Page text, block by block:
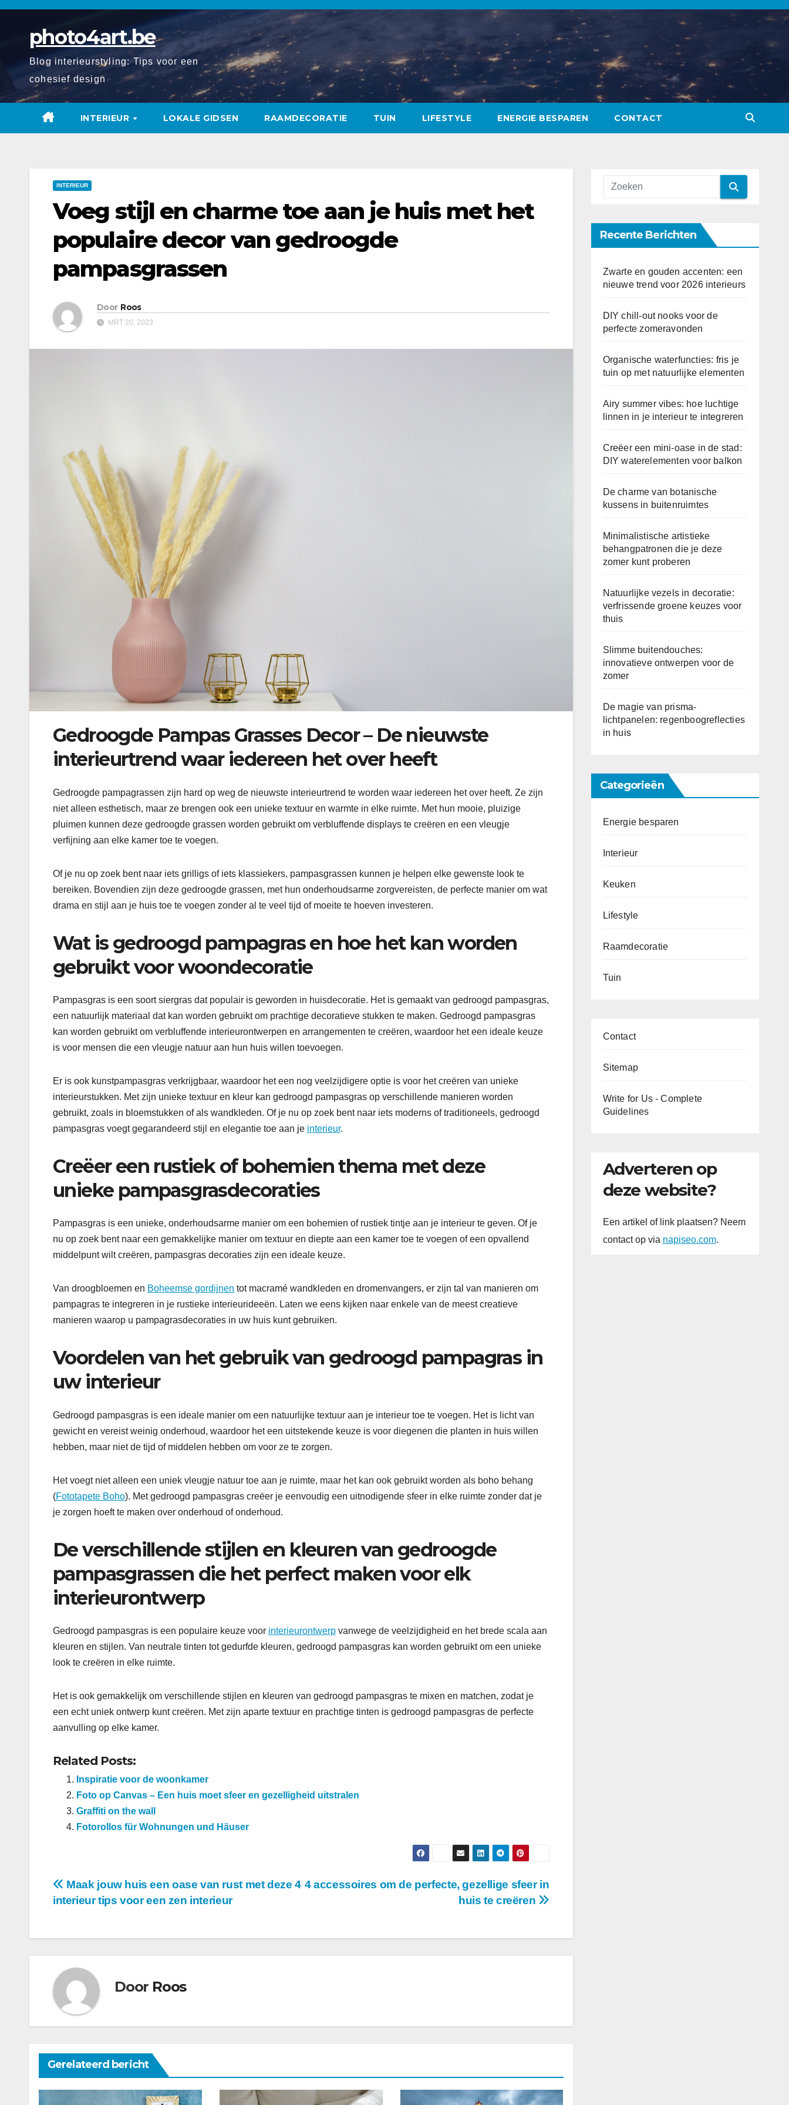
Spring
photo4art.be
Blog interieurstyling: Tips voor een
cohesief design
INTERIEUR LOKALE GIDSEN RAAMDECORATIE TUIN LIFESTYLE ENERGIE BESPAREN CONTACT
INTERIEUR
Voeg stijl en charme toe aan je huis met het
populaire decor van gedroogde
pampasgrassen
Door Roos
MRT 20, 2023
Gedroogde Pampas Grasses Decor – De nieuwste
interieurtrend waar iedereen het over heeft
Gedroogde pampagrassen zijn hard op weg de nieuwste interieurtrend te worden waar iedereen het over heeft. Ze zijn
niet alleen esthetisch, maar ze brengen ook een unieke textuur en warmte in elke ruimte. Met hun mooie, pluizige
pluimen kunnen deze gedroogde grassen worden gebruikt om verbluffende displays te creëren en een vleugje
verfijning aan elke kamer toe te voegen.
Of je nu op zoek bent naar iets grilligs of iets klassiekers, pampasgrassen kunnen je helpen elke gewenste look te
bereiken. Bovendien zijn deze gedroogde grassen, met hun onderhoudsarme zorgvereisten, de perfecte manier om wat
drama en stijl aan je huis toe te voegen zonder al te veel tijd of moeite te hoeven investeren.
Wat is gedroogd pampagras en hoe het kan worden
gebruikt voor woondecoratie
Pampasgras is een soort siergras dat populair is geworden in huisdecoratie. Het is gemaakt van gedroogd pampasgras,
een natuurlijk materiaal dat kan worden gebruikt om prachtige decoratieve stukken te maken. Gedroogd pampasgras
kan worden gebruikt om verbluffende interieurontwerpen en arrangementen te creëren, waardoor het een ideale keuze
is voor mensen die een vleugje natuur aan hun huis willen toevoegen.
Er is ook kunstpampasgras verkrijgbaar, waardoor het een nog veelzijdigere optie is voor het creëren van unieke
interieurstukken. Met zijn unieke textuur en kleur kan gedroogd pampasgras op verschillende manieren worden
gebruikt, zoals in bloemstukken of als wandkleden. Of je nu op zoek bent naar iets moderns of traditioneels, gedroogd
pampasgras voegt gegarandeerd stijl en elegantie toe aan je interieur.
Creëer een rustiek of bohemien thema met deze
unieke pampasgrasdecoraties
Pampasgras is een unieke, onderhoudsarme manier om een bohemien of rustiek tintje aan je interieur te geven. Of je
nu op zoek bent naar een gemakkelijke manier om textuur en diepte aan een kamer toe te voegen of een opvallend
middelpunt wilt creëren, pampasgras decoraties zijn een ideale keuze.
Van droogbloemen en Boheemse gordijnen tot macramé wandkleden en dromenvangers, er zijn tal van manieren om
pampagras te integreren in je rustieke interieurideeën. Laten we eens kijken naar enkele van de meest creatieve
manieren waarop u pampagrasdecoraties in uw huis kunt gebruiken.
Voordelen van het gebruik van gedroogd pampagras in
uw interieur
Gedroogd pampasgras is een ideale manier om een natuurlijke textuur aan je interieur toe te voegen. Het is licht van
gewicht en vereist weinig onderhoud, waardoor het een uitstekende keuze is voor diegenen die planten in huis willen
hebben, maar niet de tijd of middelen hebben om voor ze te zorgen.
Het voegt niet alleen een uniek vleugje natuur toe aan je ruimte, maar het kan ook gebruikt worden als boho behang
(Fototapete Boho). Met gedroogd pampasgras creëer je eenvoudig een uitnodigende sfeer in elke ruimte zonder dat je
je zorgen hoeft te maken over onderhoud of onderhoud.
De verschillende stijlen en kleuren van gedroogde
pampasgrassen die het perfect maken voor elk
interieurontwerp
Gedroogd pampasgras is een populaire keuze voor interieurontwerp vanwege de veelzijdigheid en het brede scala aan
kleuren en stijlen. Van neutrale tinten tot gedurfde kleuren, gedroogd pampasgras kan worden gebruikt om een unieke
look te creëren in elke ruimte.
Het is ook gemakkelijk om verschillende stijlen en kleuren van gedroogd pampasgras te mixen en matchen, zodat je
een echt uniek ontwerp kunt creëren. Met zijn aparte textuur en prachtige tinten is gedroogd pampasgras de perfecte
aanvulling op elke kamer.
Related Posts:
Inspiratie voor de woonkamer
Foto op Canvas – Een huis moet sfeer en gezelligheid uitstralen
Graffiti on the wall
Fotorollos für Wohnungen und Häuser
Berichtnavigatie
4 accessoires om de perfecte, gezellige sfeer in
huis te creëren
Maak jouw huis een oase van rust met deze 4
interieur tips voor een zen interieur
Door Roos
Gerelateerd bericht
Recente Berichten
Zwarte en gouden accenten: een
nieuwe trend voor 2026 interieurs
DIY chill-out nooks voor de
perfecte zomeravonden
Organische waterfuncties: fris je
tuin op met natuurlijke elementen
Airy summer vibes: hoe luchtige
linnen in je interieur te integreren
Creëer een mini-oase in de stad:
DIY waterelementen voor balkon
De charme van botanische
kussens in buitenruimtes
Minimalistische artistieke
behangpatronen die je deze
zomer kunt proberen
Natuurlijke vezels in decoratie:
verfrissende groene keuzes voor
thuis
Slimme buitendouches:
innovatieve ontwerpen voor de
zomer
De magie van prisma-
lichtpanelen: regenboogreflecties
in huis
Categorieën
Energie besparen
Interieur
Keuken
Lifestyle
Raamdecoratie
Tuin
Contact
Sitemap
Write for Us - Complete
Guidelines
Adverteren op
deze website?
Een artikel of link plaatsen? Neem
contact op via napiseo.com.